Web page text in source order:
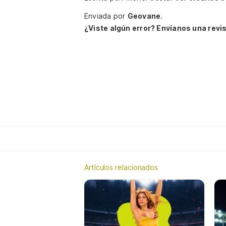
Enviada por Geovane.
¿Viste algún error? Envíanos una
Artículos relacionados